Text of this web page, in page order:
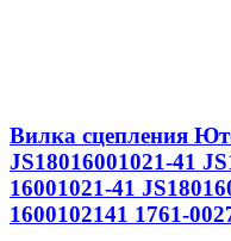
Вилка сцепления
JS18016001021-41
16001021-41
1600102141 1761-